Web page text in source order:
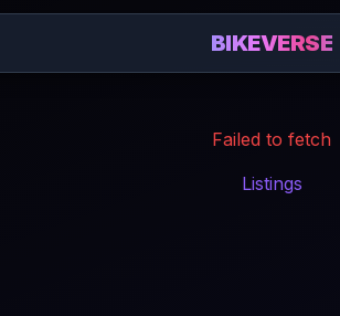
BIKEVERSE
Failed to fetch
Listings